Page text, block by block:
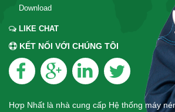
Download
LIKE CHAT
KẾT NỐI VỚI CHÚNG TÔI
Hợp Nhất là nhà cung cấp Hệ thống máy